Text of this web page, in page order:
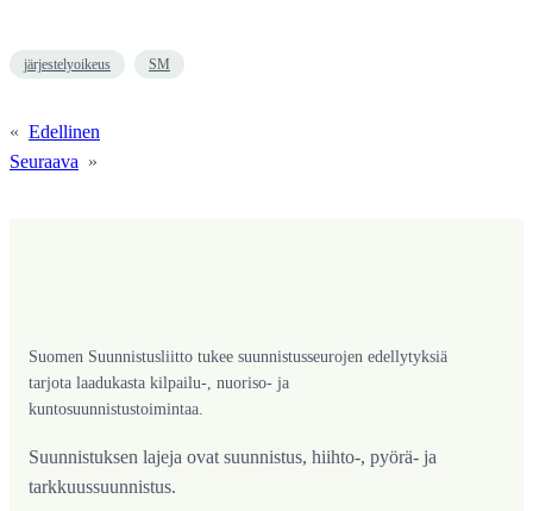
järjestelyoikeus SM
« Edellinen
Seuraava »
Suomen Suunnistusliitto tukee suunnistusseurojen edellytyksiä
tarjota laadukasta kilpailu-, nuoriso- ja
kuntosuunnistustoimintaa.
Suunnistuksen lajeja ovat suunnistus, hiihto-, pyörä- ja
tarkkuussuunnistus.